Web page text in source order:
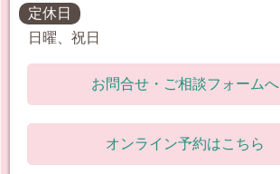
定休日
日曜、祝日
お問合せ・ご相談フォームへ
オンライン予約はこちら